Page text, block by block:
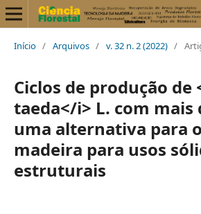
Início / Arquivos / v. 32 n. 2 (2022) /
Ciclos de produção de
taeda</i> L. com mais
uma alternativa para
madeira para usos
estruturais